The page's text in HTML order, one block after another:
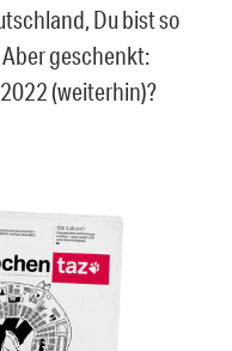
Du bist so
geschenkt:
(weiterhin)?